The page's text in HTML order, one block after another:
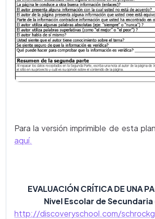
Para la versión imprimible de esta
aquí.
EVALUACIÓN CRÍTICA DE UNA
Nivel Escolar de Secundaria
http://discoveryschool.com/